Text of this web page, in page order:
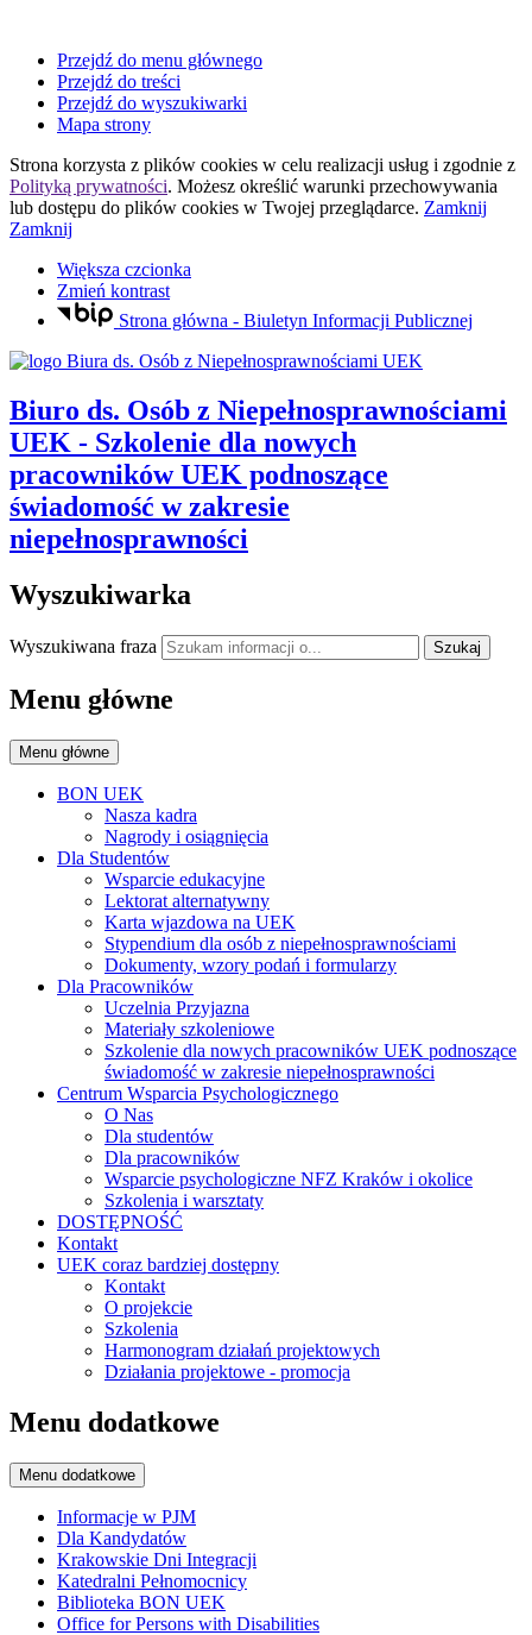
Przejdź do menu głównego
Przejdź do treści
Przejdź do wyszukiwarki
Mapa strony
Strona korzysta z plików cookies w celu realizacji usług i zgodnie z
Polityką prywatności. Możesz określić warunki przechowywania
lub dostępu do plików cookies w Twojej przeglądarce. Zamknij
Zamknij
Większa czcionka
Zmień kontrast
Strona główna - Biuletyn Informacji Publicznej
Biuro ds. Osób z Niepełnosprawnościami
UEK - Szkolenie dla nowych
pracowników UEK podnoszące
świadomość w zakresie
niepełnosprawności
Wyszukiwarka
Wyszukiwana fraza Szukaj
Menu główne
Menu główne
BON UEK
Nasza kadra
Nagrody i osiągnięcia
Dla Studentów
Wsparcie edukacyjne
Lektorat alternatywny
Karta wjazdowa na UEK
Stypendium dla osób z niepełnosprawnościami
Dokumenty, wzory podań i formularzy
Dla Pracowników
Uczelnia Przyjazna
Materiały szkoleniowe
Szkolenie dla nowych pracowników UEK podnoszące
świadomość w zakresie niepełnosprawności
Centrum Wsparcia Psychologicznego
O Nas
Dla studentów
Dla pracowników
Wsparcie psychologiczne NFZ Kraków i okolice
Szkolenia i warsztaty
DOSTĘPNOŚĆ
Kontakt
UEK coraz bardziej dostępny
Kontakt
O projekcie
Szkolenia
Harmonogram działań projektowych
Działania projektowe - promocja
Menu dodatkowe
Menu dodatkowe
Informacje w PJM
Dla Kandydatów
Krakowskie Dni Integracji
Katedralni Pełnomocnicy
Biblioteka BON UEK
Office for Persons with Disabilities